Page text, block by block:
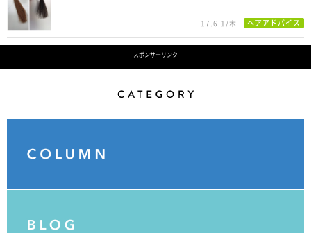
17.6.1/木 ヘアアドバイス
スポンサーリンク